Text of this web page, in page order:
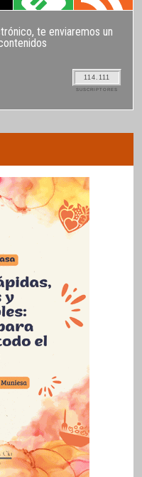
te enviaremos un
114.111
SUSCRIPTORES